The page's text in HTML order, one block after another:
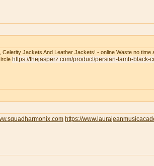
Celerity Jackets And Leather Jackets! - online Waste no
https://thejasperz.com/product/persian-lamb-black-
https://